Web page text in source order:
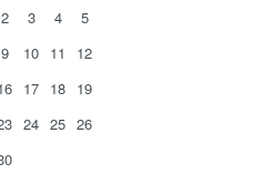
2 3 4
5
9 10 11
12
17 18 19
24 25 26